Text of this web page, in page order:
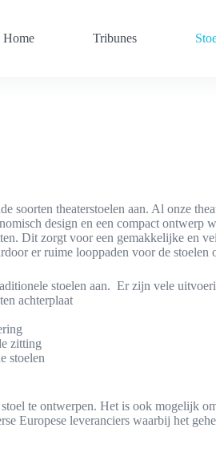
Home Tribunes
soorten theaterstoelen aan. Al onze
design en een compact ontwerp
Dit zorgt voor een gemakkelijke en
er ruime looppaden voor de stoelen
stoelen aan. Er zijn vele
achterplaat
zitting
stoelen
te ontwerpen. Het is ook mogelijk
Europese leveranciers waarbij het